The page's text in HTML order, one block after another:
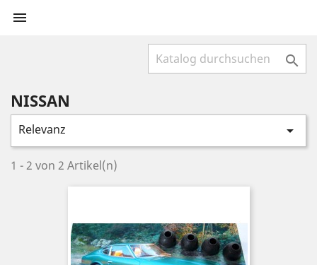


NISSAN
Relevanz 
1 - 2 von 2 Artikel(n)